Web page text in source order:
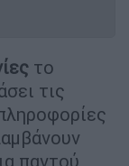
το
τις
παντού